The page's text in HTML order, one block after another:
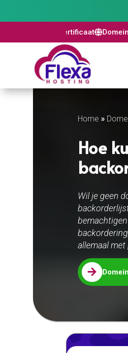
Domeinnaam: €8,99 p/
Home »
Hoe
Wil je geen
allemaal met
